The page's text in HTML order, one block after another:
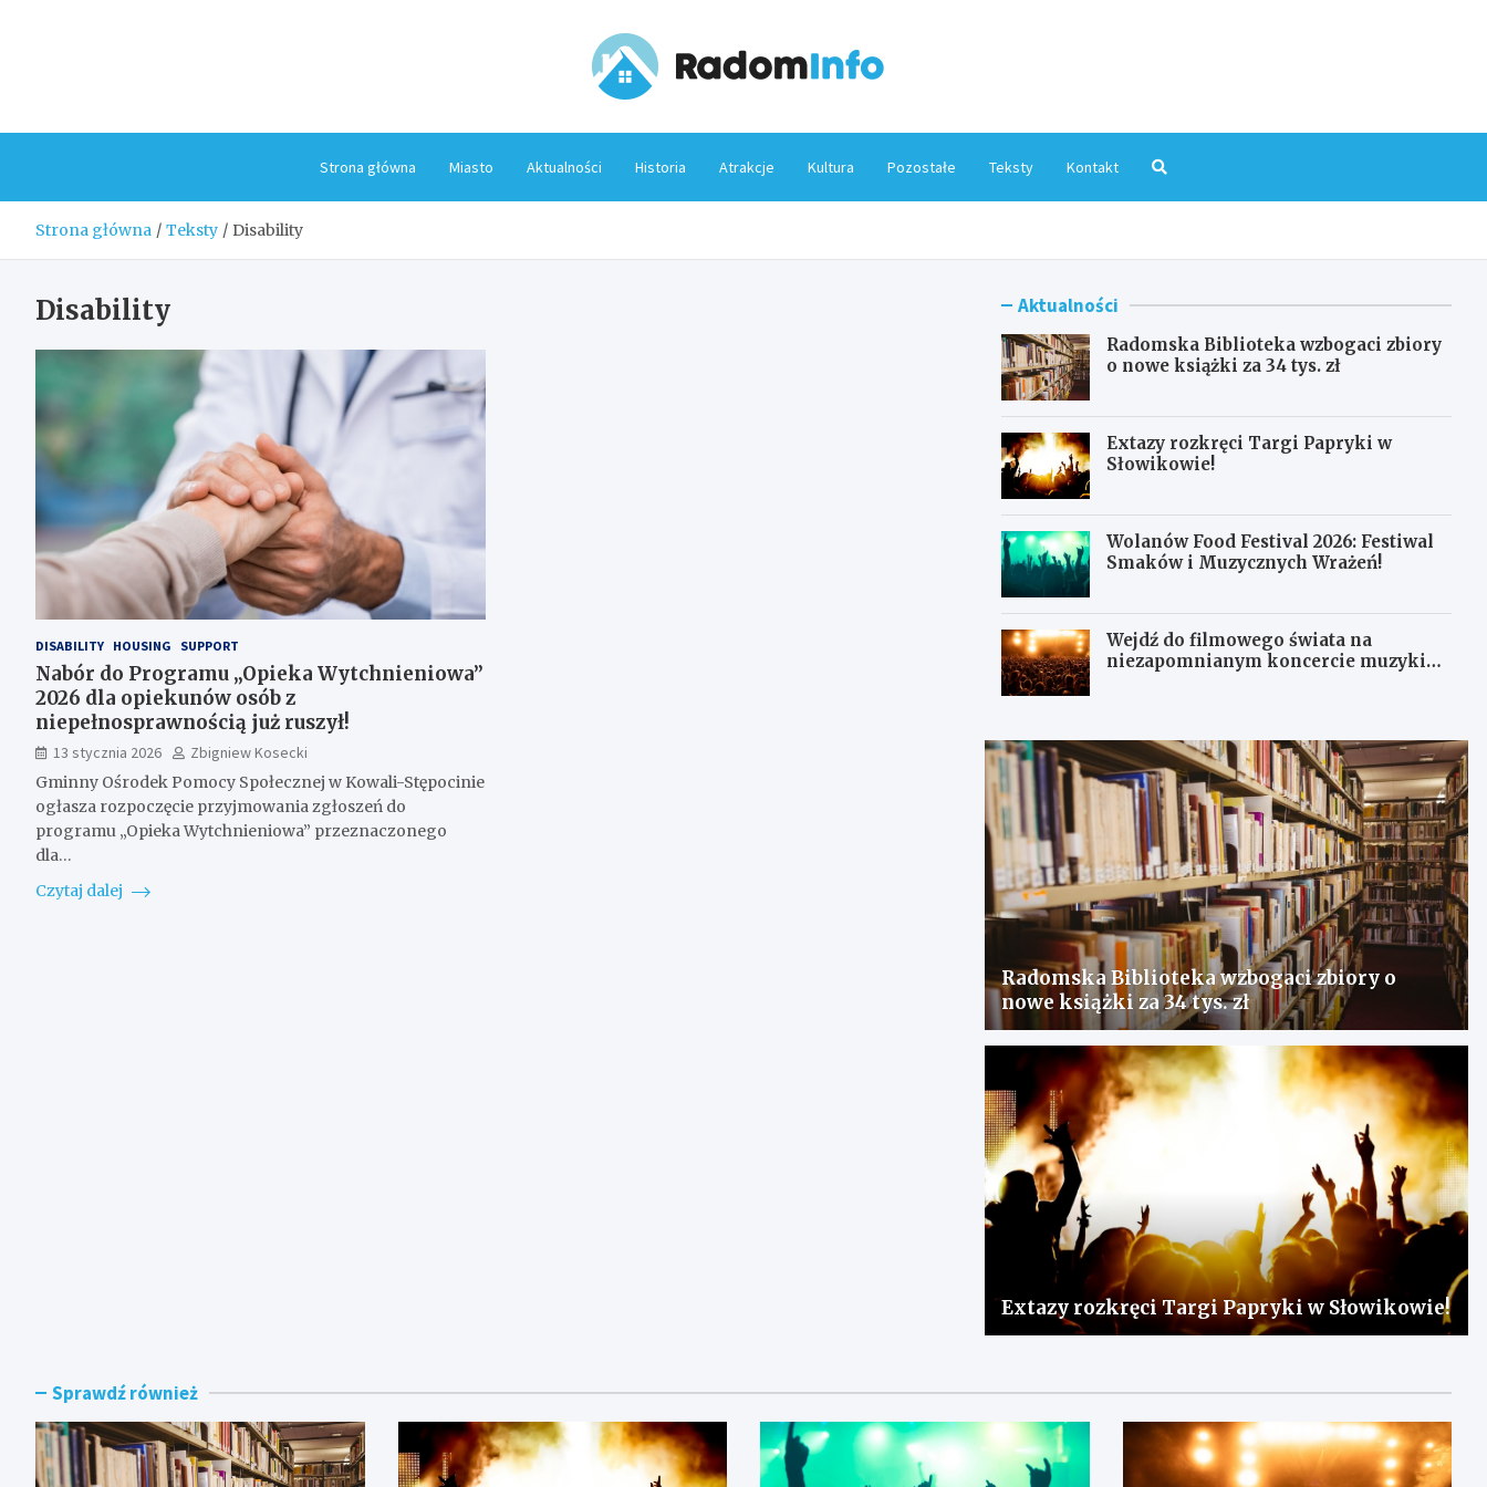
Strona główna Miasto Aktualności Historia Atrakcje Kultura Pozostałe Teksty Kontakt
Strona główna Teksty Disability
Disability
DISABILITY HOUSING SUPPORT
Nabór do Programu „Opieka Wytchnieniowa”
2026 dla opiekunów osób z
niepełnosprawnością już ruszył!
13 stycznia 2026
Zbigniew Kosecki
Gminny Ośrodek Pomocy Społecznej w Kowali-Stępocinie
ogłasza rozpoczęcie przyjmowania zgłoszeń do
programu „Opieka Wytchnieniowa” przeznaczonego
dla…
Czytaj dalej
Aktualności
Radomska Biblioteka wzbogaci zbiory
o nowe książki za 34 tys. zł
Extazy rozkręci Targi Papryki w
Słowikowie!
Wolanów Food Festival 2026: Festiwal
Smaków i Muzycznych Wrażeń!
Wejdź do filmowego świata na
niezapomnianym koncercie muzyki
Radomska Biblioteka wzbogaci zbiory o
nowe książki za 34 tys. zł
Extazy rozkręci Targi Papryki w Słowikowie!
Sprawdź również